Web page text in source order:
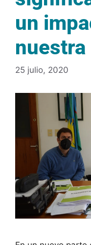
un
nuestra
25 julio, 2020